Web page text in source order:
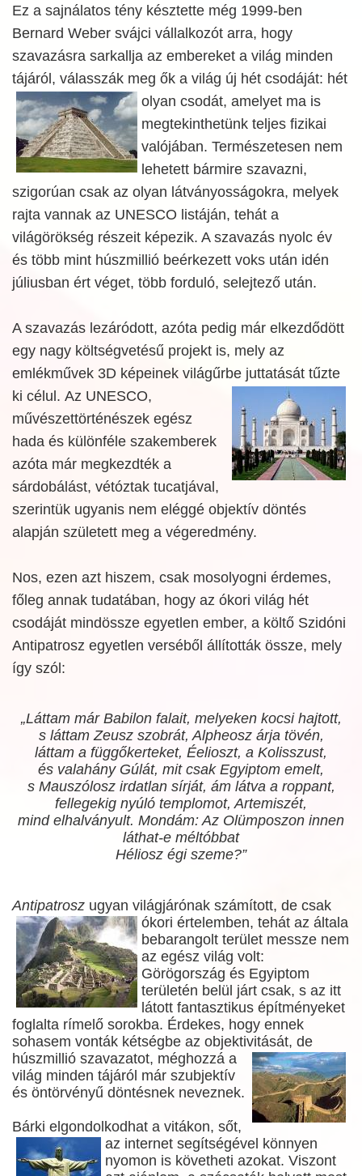
Ez a sajnálatos tény késztette még 1999-ben
Bernard Weber svájci vállalkozót arra, hogy
szavazásra sarkallja az embereket a világ minden
tájáról, válasszák meg ők a világ új hét csodáját: hét
olyan csodát, amelyet ma is
megtekinthetünk teljes fizikai
valójában. Természetesen nem
lehetett bármire szavazni,
szigorúan csak az olyan látványosságokra, melyek
rajta vannak az UNESCO listáján, tehát a
világörökség részeit képezik. A szavazás nyolc év
és több mint húszmillió beérkezett voks után idén
júliusban ért véget, több forduló, selejtező után.
A szavazás lezáródott, azóta pedig már elkezdődött
egy nagy költségvetésű projekt is, mely az
emlékművek 3D képeinek világűrbe juttatását tűzte
ki célul. Az UNESCO,
művészettörténészek egész
hada és különféle szakemberek
azóta már megkezdték a
sárdobálást, vétóztak tucatjával,
szerintük ugyanis nem eléggé objektív döntés
alapján született meg a végeredmény.
Nos, ezen azt hiszem, csak mosolyogni érdemes,
főleg annak tudatában, hogy az ókori világ hét
csodáját mindössze egyetlen ember, a költő Szidóni
Antipatrosz egyetlen verséből állították össze, mely
így szól:
„Láttam már Babilon falait, melyeken kocsi hajtott,
s láttam Zeusz szobrát, Alpheosz árja tövén,
láttam a függőkerteket, Éelioszt, a Kolisszust,
és valahány Gúlát, mit csak Egyiptom emelt,
s Mauszólosz irdatlan sírját, ám látva a roppant,
fellegekig nyúló templomot, Artemiszét,
mind elhalványult. Mondám: Az Olümposzon innen
láthat-e méltóbbat
Héliosz égi szeme?”
Antipatrosz ugyan világjárónak számított, de csak
ókori értelemben, tehát az általa
bebarangolt terület messze nem
az egész világ volt:
Görögország és Egyiptom
területén belül járt csak, s az itt
látott fantasztikus építményeket
foglalta rímelő sorokba. Érdekes, hogy ennek
sohasem vonták kétségbe az objektivitását, de
húszmillió szavazatot, méghozzá a
világ minden tájáról már szubjektív
és öntörvényű döntésnek neveznek.
Bárki elgondolkodhat a vitákon, sőt,
az internet segítségével könnyen
nyomon is követheti azokat. Viszont